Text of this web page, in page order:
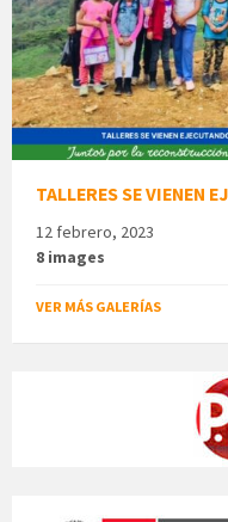
TALLERES SE VIENEN
12 febrero, 2023
8 images
VER MÁS GALERÍAS